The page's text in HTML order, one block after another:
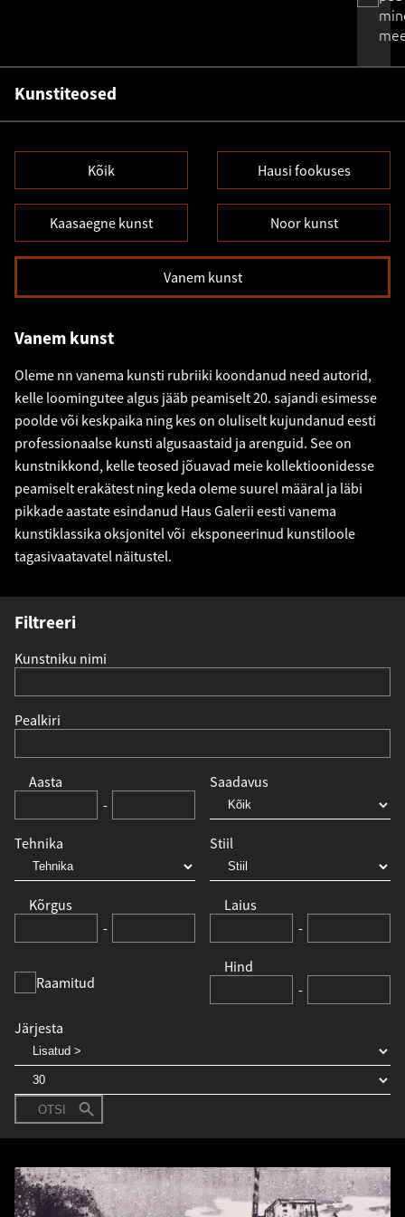
Kunstiteosed
Kõik Hausi fookuses
Kaasaegne kunst Noor kunst
Vanem kunst
Vanem kunst
Oleme nn vanema kunsti rubriiki koondanud need autorid,
kelle loomingutee algus jääb peamiselt 20. sajandi esimesse
poolde või keskpaika ning kes on oluliselt kujundanud eesti
professionaalse kunsti algusaastaid ja arenguid. See on
kunstnikkond, kelle teosed jõuavad meie kollektioonidesse
peamiselt erakätest ning keda oleme suurel määral ja läbi
pikkade aastate esindanud Haus Galerii eesti vanema
kunstiklassika oksjonitel või eksponeerinud kunstiloole
tagasivaatavatel näitustel.
Filtreeri
Saadavus
Pealkiri
Kunstniku nimi
Kõrgus
-
Laius
-
Hind
-
Tehnika Stiil
Aasta
-
Raamitud
Järjesta
OTSI